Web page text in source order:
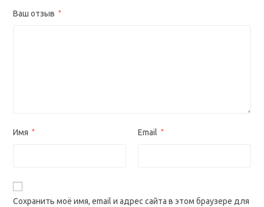
Ваш отзыв *
Имя * Email *
Сохранить моё имя, email и адрес сайта в этом браузере для